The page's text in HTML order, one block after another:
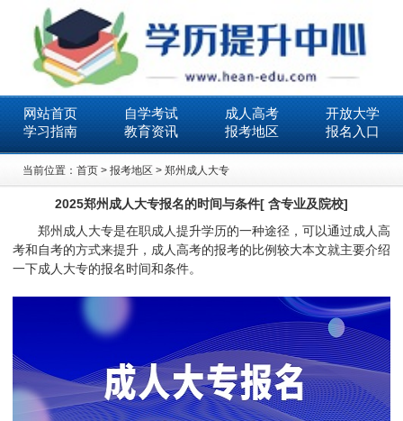
网站首页 自学考试 成人高考
开放大学
学习指南
教育资讯 报考地区 报名入口
当前位置： 首页 > 报考地区 > 郑州成人大专
2025郑州成人大专报名的时间与条件[ 含专业及院校]
郑州成人大专是在职成人提升学历的一种途径，可以通过成人高
考和自考的方式来提升，成人高考的报考的比例较大本文就主要介绍
一下成人大专的报名时间和条件。